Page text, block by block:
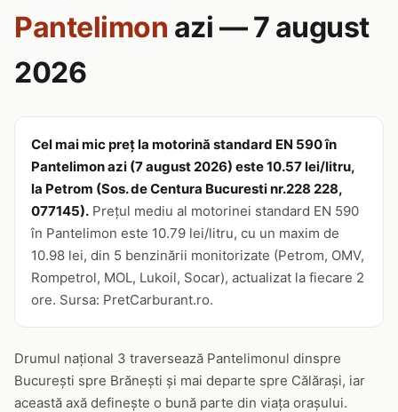
Pantelimon azi — 7 august
2026
Cel mai mic preț la motorină standard EN 590 în
Pantelimon azi (7 august 2026) este 10.57 lei/litru,
la Petrom (Sos. de Centura Bucuresti nr.228 228,
077145). Prețul mediu al motorinei standard EN 590
în Pantelimon este 10.79 lei/litru, cu un maxim de
10.98 lei, din 5 benzinării monitorizate (Petrom, OMV,
Rompetrol, MOL, Lukoil, Socar), actualizat la fiecare 2
ore. Sursa: PretCarburant.ro.
Drumul național 3 traversează Pantelimonul dinspre
București spre Brănești și mai departe spre Călărași, iar
această axă definește o bună parte din viața orașului.